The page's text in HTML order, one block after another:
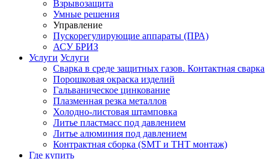
Взрывозащита
Умные решения
Управление
Пускорегулирующие аппараты (ПРА)
АСУ БРИЗ
Услуги Услуги
Сварка в среде защитных газов. Контактная сварка
Порошковая окраска изделий
Гальваническое цинкование
Плазменная резка металлов
Холодно-листовая штамповка
Литье пластмасс под давлением
Литье алюминия под давлением
Контрактная сборка (SMT и THT монтаж)
Где купить